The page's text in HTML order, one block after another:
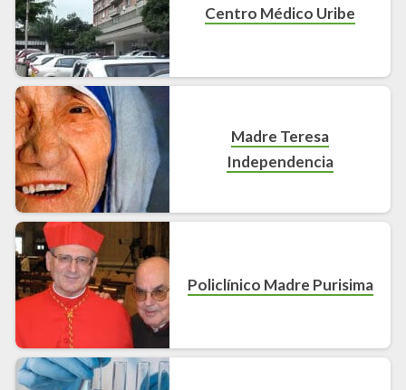
Centro Médico Uribe
Madre Teresa
Independencia
Policlínico Madre Purisima